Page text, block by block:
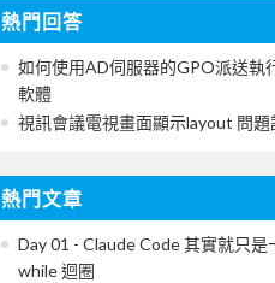
熱門回答
如何使用AD伺服器的GPO派送執
軟體
視訊會議電視畫面顯示layout 問題
熱門文章
Day 01 - Claude Code 其實就只是
while 迴圈